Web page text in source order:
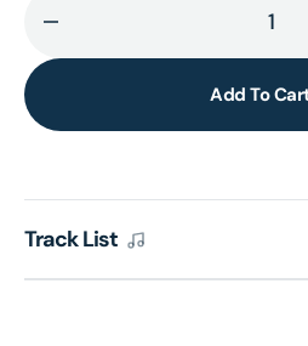
quantity
Guilty
Add To
Track List